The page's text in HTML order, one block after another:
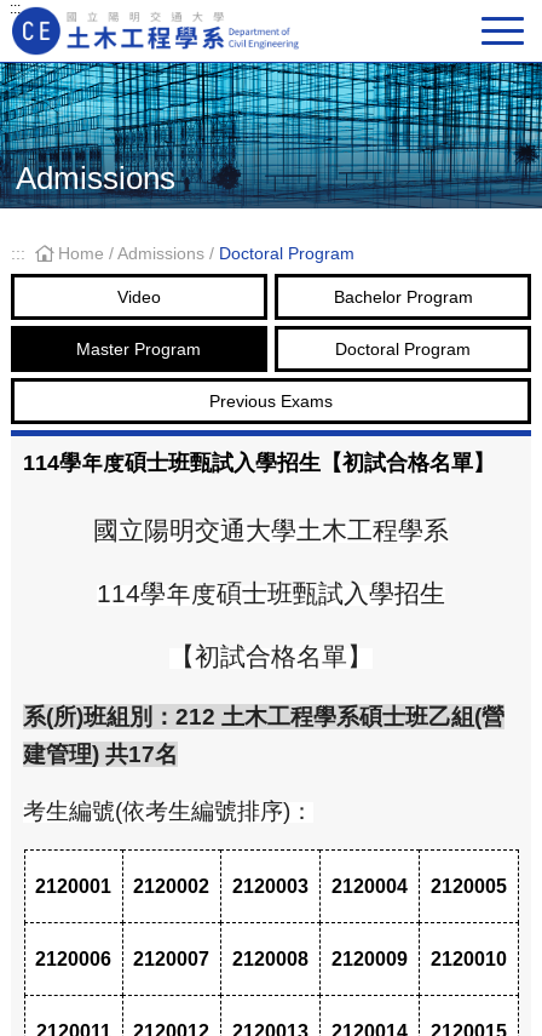
:::
Main Navigation
Admissions
::: Home / Admissions/ Doctoral Program
Video Bachelor Program
Master Program Doctoral Program
Previous Exams
114學年度碩士班甄試入學招生【初試合格名單】
國立陽明交通大學土木工程學系
114學年度碩士班甄試入學招生
【初試合格名單】
系(所)班組別：212 土木工程學系碩士班乙組(營
建管理) 共17名
考生編號(依考生編號排序)：
2120001 2120002 2120003 2120004 2120005
2120006 2120007 2120008 2120009 2120010
2120011 2120012 2120013 2120014 2120015